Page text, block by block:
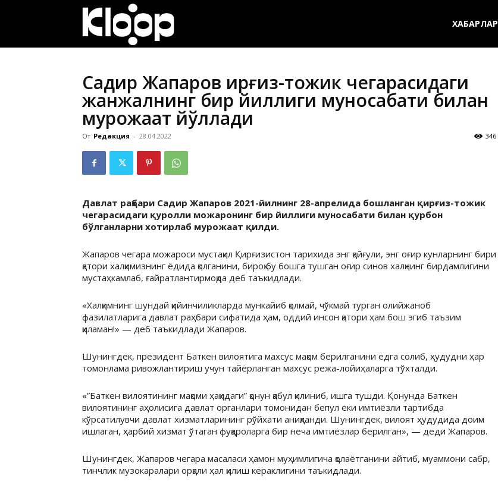
ХАБАРЛАР
Садир Жапаров қирғиз-тожик чегарасидаги
жанжалнинг бир йиллиги муносабати билан
мурожаат йўллади
От Редакция - 28.04.2022 346
Давлат раҳбари Садир Жапаров 2021-йилнинг 28-апрелида бошланган қирғиз-тожик
чегарасидаги қуролли можаронинг бир йиллиги муносабати билан қурбон
бўлганларни хотирлаб мурожаат қилди.
Жапаров чегара можароси мустақил Қирғизистон тарихида энг қайғули, энг оғир кунларнинг бири
қатори халқимизнинг ёдида қолганини, бироқ бу бошга тушган оғир синов халқнинг бирдамлигини
мустаҳкамлаб, ғайратлантирмоқда деб таъкидлади.
«Халқимнинг шундай қийинчиликларда мункайиб қолмай, чўкмай турган олийжаноб
фазилатларига давлат раҳбари сифатида ҳам, оддий инсон қатори ҳам бош эгиб таъзим
қиламан!» — деб таъкидлади Жапаров.
Шунингдек, президент Баткен вилоятига махсус мақом берилганини ёдга солиб, ҳудудни ҳар
томонлама ривожлантириш учун тайёрланган махсус режа-лойиҳаларга тўхталди.
«”Баткен вилоятининг мақоми ҳақидаги” қонун қабул қилиниб, ишга тушди. Қонунда Баткен
вилоятининг аҳолисига давлат органлари томонидан бепул ёки имтиёзли тартибда
кўрсатилувчи давлат хизматларининг рўйхати аниқланди. Шунингдек, вилоят ҳудудида доим
ишлаган, ҳарбий хизмат ўтаган фуқароларга бир неча имтиёзлар берилган», — деди Жапаров.
Шунингдек, Жапаров чегара масаласи ҳамон муҳимлигича қолаётганини айтиб, муаммони сабр,
тинчлик музокаралари орқали ҳал қилиш кераклигини таъкидлади.